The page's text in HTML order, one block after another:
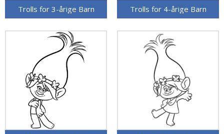
Trolls for 3-årige Barn Trolls for 4-årige Barn